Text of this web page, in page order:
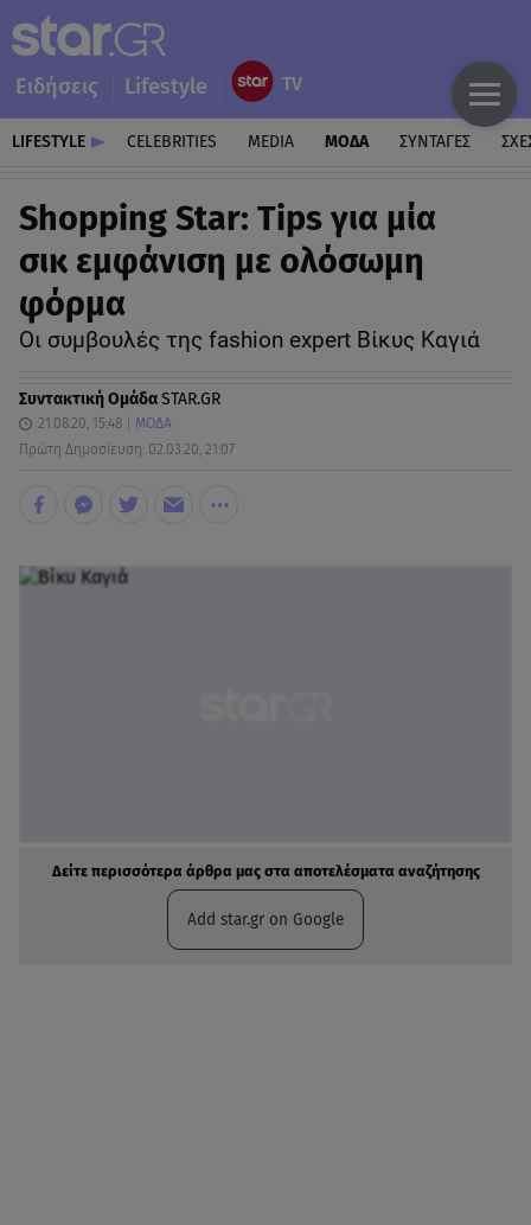
Ειδήσεις Lifestyle
LIFESTYLE CELEBRITIES MEDIA ΜΟΔΑ ΣΥΝΤΑΓΕΣ
Shopping Star: Tips για μία
σικ εμφάνιση με ολόσωμη
φόρμα
Οι συμβουλές της fashion expert Βίκυς Καγιά
Συντακτική ΟμάδαSTAR.GR
21.08.20, 15:48
ΜΟΔΑ
Πρώτη Δημοσίευση: 02.03.20, 21:07
Δείτε περισσότερα άρθρα μας στα αποτελέσματα αναζήτησης
Add star.gr on Google